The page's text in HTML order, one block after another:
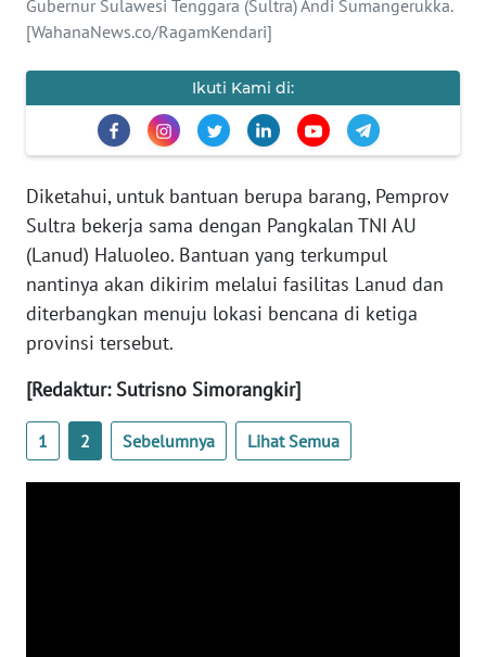
Gubernur Sulawesi Tenggara (Sultra) Andi Sumangerukka.
[WahanaNews.co/RagamKendari]
Ikuti Kami di:
Diketahui, untuk bantuan berupa barang, Pemprov
Sultra bekerja sama dengan Pangkalan TNI AU
(Lanud) Haluoleo. Bantuan yang terkumpul
nantinya akan dikirim melalui fasilitas Lanud dan
diterbangkan menuju lokasi bencana di ketiga
provinsi tersebut.
[Redaktur: Sutrisno Simorangkir]
1 2 Sebelumnya Lihat Semua
TENTANG
KAMI
MEDIA
REDAKSI
KARIR
DISCLAIMER
News
Regional
WN
SUMUT